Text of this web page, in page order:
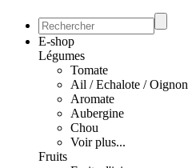
E-shop
Légumes
Tomate
Ail / Echalote / Oignon
Aromate
Aubergine
Chou
Voir plus...
Fruits